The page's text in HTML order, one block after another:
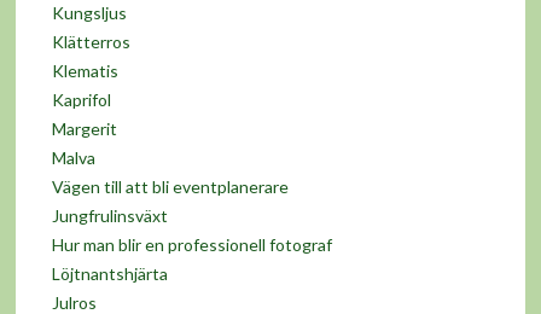
Kungsljus
Klätterros
Klematis
Kaprifol
Margerit
Malva
Vägen till att bli eventplanerare
Jungfrulinsväxt
Hur man blir en professionell fotograf
Löjtnantshjärta
Julros